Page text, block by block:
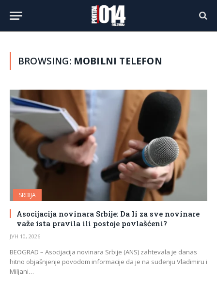
BROWSING: MOBILNI TELEFON
SRBIJA
Asocijacija novinara Srbije: Da li za sve novinare
važe ista pravila ili postoje povlašćeni?
ЈУН 10, 2026
BEOGRAD – Asocijacija novinara Srbije (ANS) zahtevala je danas
hitno objašnjenje povodom informacije da je na suđenju Vladimiru i
Miljani…